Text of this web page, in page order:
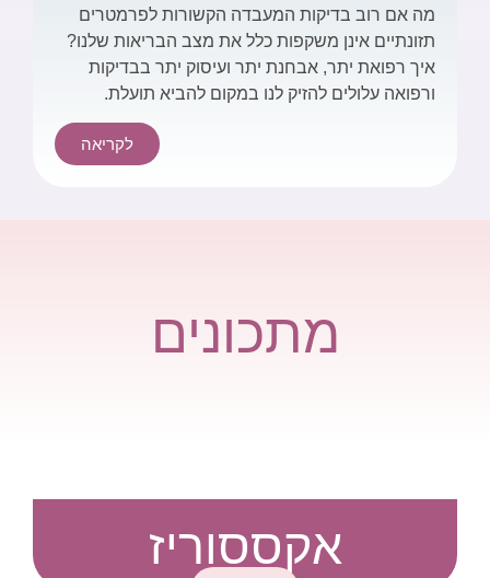
מה אם רוב בדיקות המעבדה הקשורות לפרמטרים
תזונתיים אינן משקפות כלל את מצב הבריאות שלנו?
איך רפואת יתר, אבחנת יתר ועיסוק יתר בבדיקות
ורפואה עלולים להזיק לנו במקום להביא תועלת.
לקריאה
מתכונים
אקססוריז